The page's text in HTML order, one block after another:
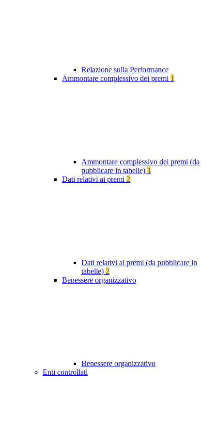
Relazione sulla Performance
Ammontare complessivo dei premi 1
Ammontare complessivo dei premi (da
pubblicare in tabelle) 1
Dati relativi ai premi 2
Dati relativi ai premi (da pubblicare in
tabelle) 2
Benessere organizzativo
Benessere organizzativo
Enti controllati